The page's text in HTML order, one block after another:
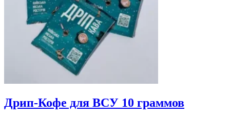
Дрип-Кофе для ВСУ 10 граммов